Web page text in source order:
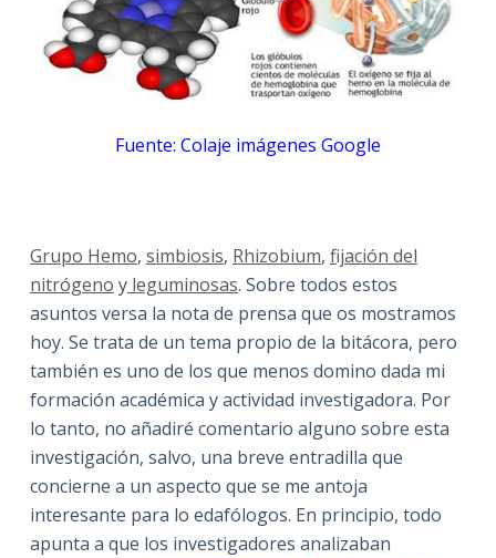
Fuente: Colaje imágenes Google
Grupo Hemo, simbiosis, Rhizobium, fijación del
nitrógeno yleguminosas. Sobre todos estos
asuntos versa la nota de prensa que os mostramos
hoy. Se trata de un tema propio de la bitácora, pero
también es uno de los que menos domino dada mi
formación académica y actividad investigadora. Por
lo tanto, no añadiré comentario alguno sobre esta
investigación, salvo, una breve entradilla que
concierne a un aspecto que se me antoja
interesante para lo edafólogos. En principio, todo
apunta a que los investigadores analizaban